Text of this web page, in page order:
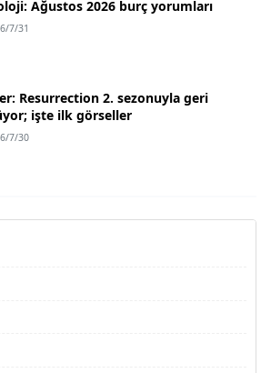
Ağustos 2026 burç yorumları
7/31
Resurrection 2. sezonuyla geri
işte ilk görseller
7/30